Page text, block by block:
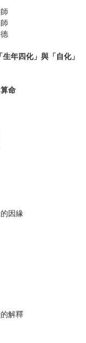
「生年四化」與「自化」
命
因緣
解釋